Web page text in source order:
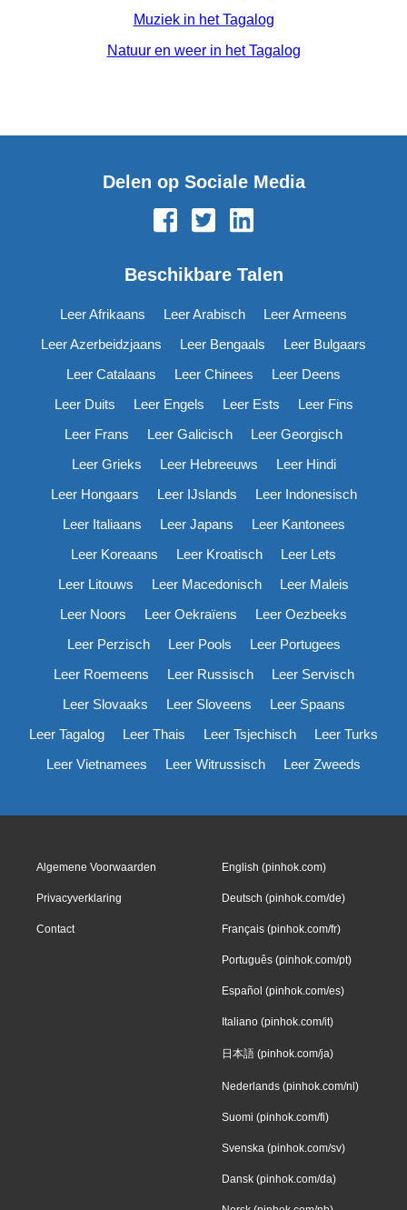
Muziek in het Tagalog
Natuur en weer in het Tagalog
Delen op Sociale Media
Beschikbare Talen
Leer Afrikaans Leer Arabisch
Leer Armeens
Leer Azerbeidzjaans
Leer Bengaals
Leer Bulgaars
Leer Catalaans
Leer Chinees
Leer Deens
Leer Duits
Leer Engels Leer Ests
Leer Fins
Leer Frans
Leer Galicisch
Leer Georgisch
Leer Grieks
Leer Hebreeuws
Leer Hindi
Leer Hongaars
Leer IJslands
Leer Indonesisch
Leer Italiaans
Leer Japans
Leer Kantonees
Leer Koreaans
Leer Kroatisch
Leer Lets
Leer Litouws
Leer Macedonisch
Leer Maleis
Leer Noors
Leer Oekraïens
Leer Oezbeeks
Leer Perzisch
Leer Pools
Leer Portugees
Leer Roemeens
Leer Russisch
Leer Servisch
Leer Slovaaks
Leer Sloveens
Leer Spaans
Leer Tagalog
Leer Thais Leer Tsjechisch
Leer Turks
Leer Vietnamees
Leer Witrussisch Leer Zweeds
Algemene Voorwaarden
Privacyverklaring
Contact
English (pinhok.com)
Deutsch (pinhok.com/de)
Français (pinhok.com/fr)
Português (pinhok.com/pt)
Español (pinhok.com/es)
Italiano (pinhok.com/it)
日本語 (pinhok.com/ja)
Nederlands (pinhok.com/nl)
Suomi (pinhok.com/fi)
Svenska (pinhok.com/sv)
Dansk (pinhok.com/da)